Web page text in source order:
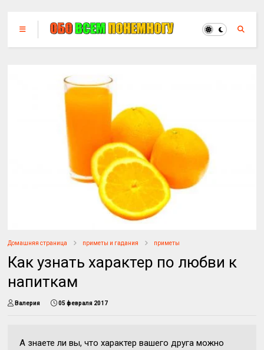
Домашняя страница приметы и гадания приметы
Как узнать характер по любви к
напиткам
Валерия 05 февраля 2017
А знаете ли вы, что характер вашего друга можно